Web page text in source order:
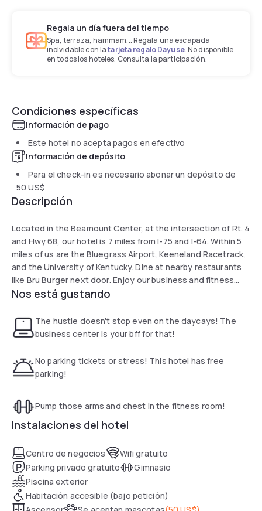
Regala un día fuera del tiempo
Spa, terraza, hammam... Regala una escapada
inolvidable con latarjeta regalo Dayuse. No disponible
en todos los hoteles. Consulta la participación.
Condiciones específicas
Información de pago
Este hotel no acepta pagos en efectivo
Información de depósito
Para el check-in es necesario abonar un depósito de
50 US$
Descripción
Located in the Beamount Center, at the intersection of Rt. 4
and Hwy 68, our hotel is 7 miles from I-75 and I-64. Within 5
miles of us are the Bluegrass Airport, Keeneland Racetrack,
and the University of Kentucky. Dine at nearby restaurants
like Bru Burger next door. Enjoy our business and fitness
centers. Free WiFi and hot breakfast are yours.
Nos está gustando
The hustle doesn't stop even on the daycays! The
business center is your bff for that!
No parking tickets or stress! This hotel has free
parking!
Pump those arms and chest in the fitness room!
Instalaciones del hotel
Centro de negocios
Wifi gratuito
Parking privado gratuito
Gimnasio
Piscina exterior
Habitación accesible (bajo petición)